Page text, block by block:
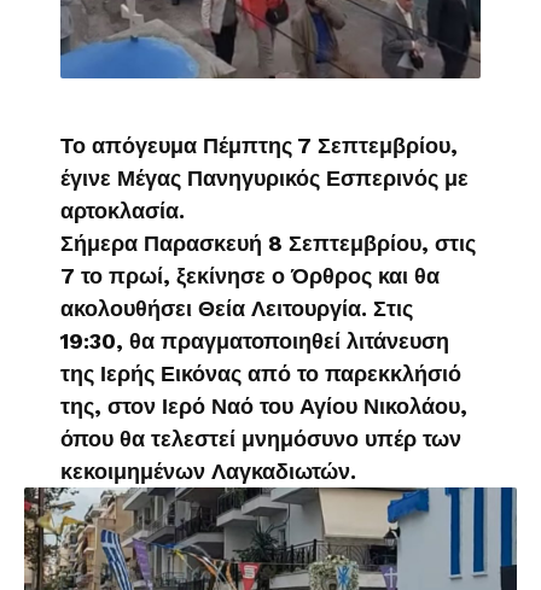
Το απόγευμα Πέμπτης 7 Σεπτεμβρίου,
έγινε Μέγας Πανηγυρικός Εσπερινός με
αρτοκλασία.
Σήμερα Παρασκευή 8 Σεπτεμβρίου, στις
7 το πρωί, ξεκίνησε ο Όρθρος και θα
ακολουθήσει Θεία Λειτουργία. Στις
19:30, θα πραγματοποιηθεί λιτάνευση
της Ιερής Εικόνας από το παρεκκλήσιό
της, στον Ιερό Ναό του Αγίου Νικολάου,
όπου θα τελεστεί μνημόσυνο υπέρ των
κεκοιμημένων Λαγκαδιωτών.